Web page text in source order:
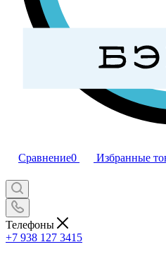
Сравнение0 Избранные
Телефоны
+7 938 127 3415